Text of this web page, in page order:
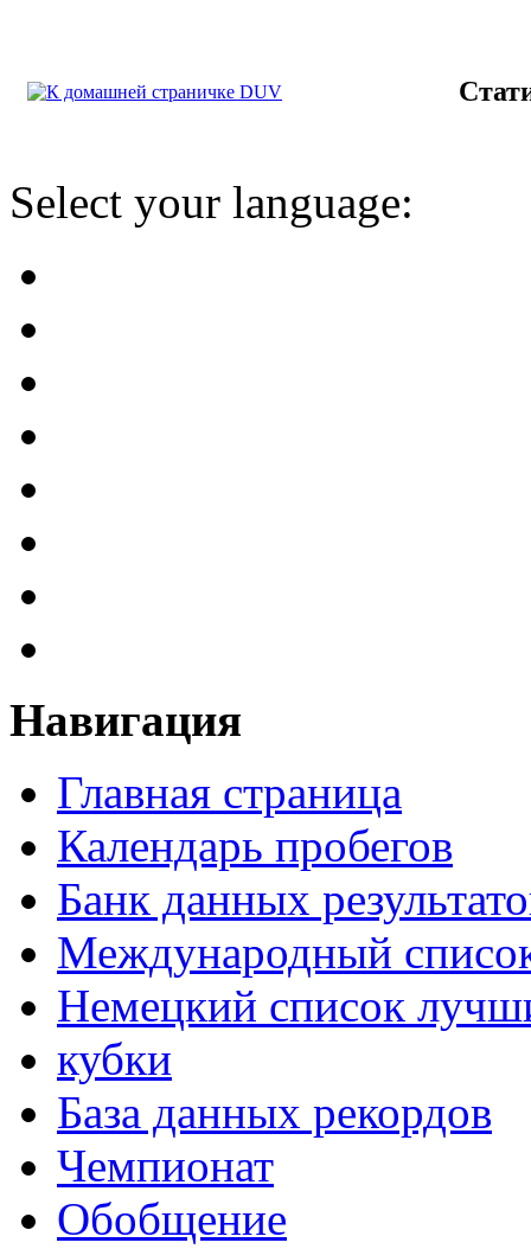
Select your language:
Навигация
Главная страница
Календарь пробегов
Банк данных
Международный
Немецкий список
кубки
База данных рекордов
Чемпионат
Обобщение